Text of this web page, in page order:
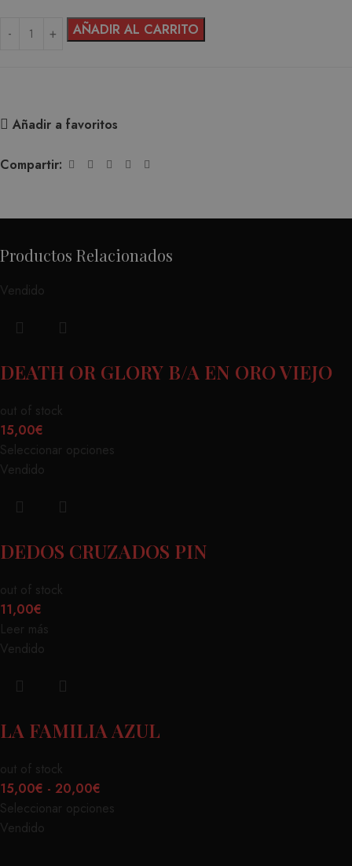
AÑADIR AL CARRITO
Añadir a favoritos
Compartir:
Productos Relacionados
Vendido
DEATH OR GLORY B/A EN ORO VIEJO
out of stock
15,00€
Seleccionar opciones
Vendido
DEDOS CRUZADOS PIN
out of stock
11,00€
Leer más
Vendido
LA FAMILIA AZUL
out of stock
15,00€ - 20,00€
Seleccionar opciones
Vendido